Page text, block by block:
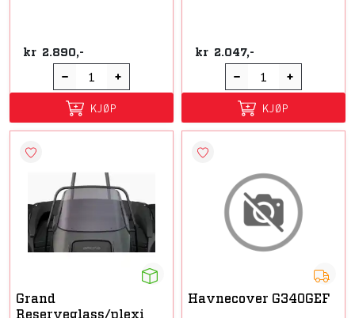
kr 2.890,-
KJØP
kr 2.047,-
KJØP
Grand
Reserveglass/plexi
Havnecover G340GEF